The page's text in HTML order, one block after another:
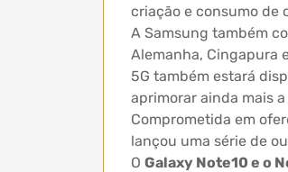
criação e consumo de
A Samsung também
Alemanha, Cingapura
5G também estará
aprimorar ainda mais
Comprometida em
lançou uma série de
O Galaxy Note10 e o